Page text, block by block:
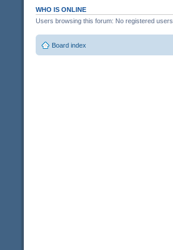
WHO IS ONLINE
Users browsing this forum: No registered users
Board index